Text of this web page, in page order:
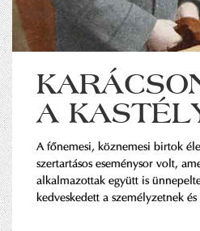
A
A főnemesi, köznemesi birtok
szertartásos eseménysor volt,
alkalmazottak együtt is
kedveskedett a személyzetnek